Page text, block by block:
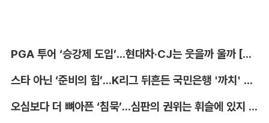
PGA 투어 ‘승강제 도입’...현대차·CJ는 웃을까 울까 [박호윤의 IN&OUT]
스타 아닌 ‘준비의 힘’...K리그 뒤흔든 국민은행 '까치' 사단 [이영규의 비욘더매치]
오심보다 더 뼈아픈 ‘침묵’...심판의 권위는 휘슬에 있지 않다 [박순규의 창]